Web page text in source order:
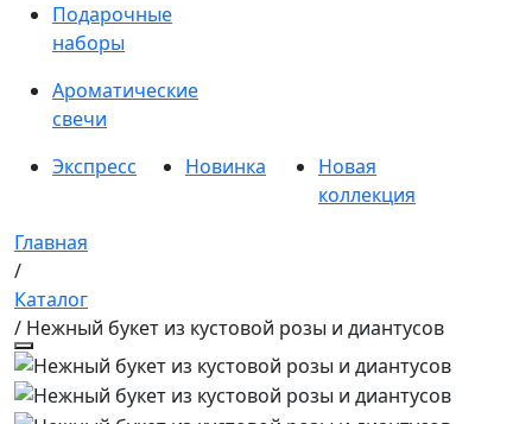
Подарочные
наборы
Ароматические
свечи
Экспресс
Новинка
Новая
коллекция
Главная
/
Каталог
/ Нежный букет из кустовой розы и диантусов